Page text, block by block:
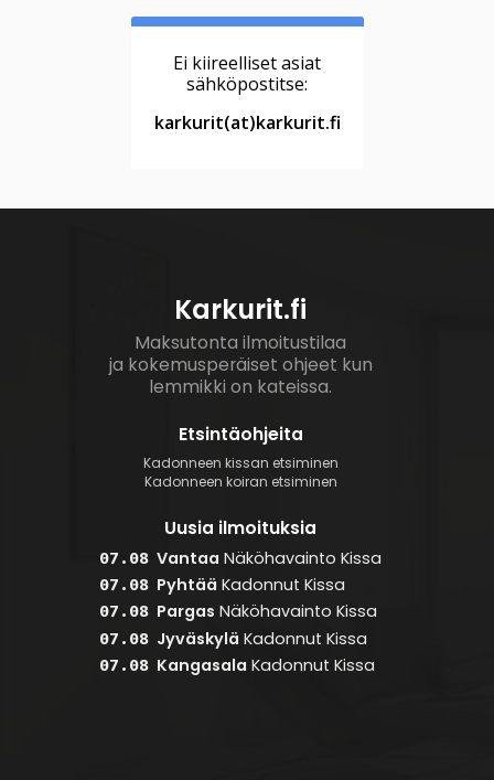
Ei kiireelliset asiat
sähköpostitse:
karkurit(at)karkurit.fi
Karkurit.fi
Maksutonta ilmoitustilaa
ja kokemusperäiset ohjeet kun
lemmikki on kateissa.
Etsintäohjeita
Kadonneen kissan etsiminen
Kadonneen koiran etsiminen
Uusia ilmoituksia
07.08 Vantaa Näköhavainto Kissa
07.08 Pyhtää Kadonnut Kissa
07.08 Pargas Näköhavainto Kissa
07.08 Jyväskylä Kadonnut Kissa
07.08 Kangasala Kadonnut Kissa